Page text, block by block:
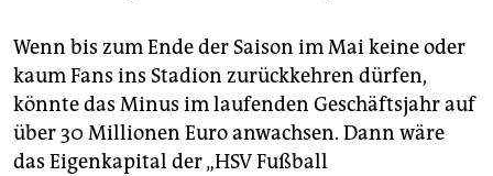
Wenn bis zum Ende der Saison im Mai keine oder
kaum Fans ins Stadion zurückkehren dürfen,
könnte das Minus im laufenden Geschäftsjahr auf
über 30 Millionen Euro anwachsen. Dann wäre
das Eigenkapital der „HSV Fußball